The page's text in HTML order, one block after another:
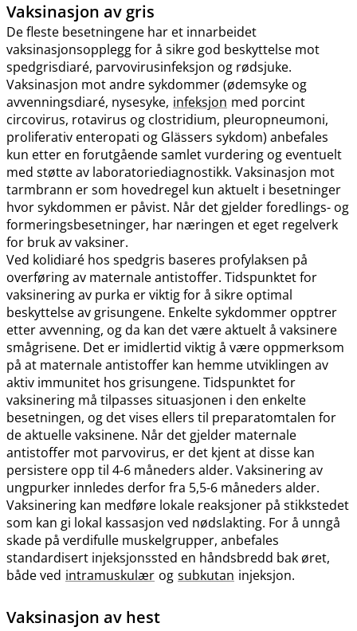
Vaksinasjon av gris
De fleste besetningene har et innarbeidet
vaksinasjonsopplegg for å sikre god beskyttelse mot
spedgrisdiaré, parvovirusinfeksjon og rødsjuke.
Vaksinasjon mot andre sykdommer (ødemsyke og
avvenningsdiaré, nysesyke, infeksjon med porcint
circovirus, rotavirus og clostridium, pleuropneumoni,
proliferativ enteropati og Glässers sykdom) anbefales
kun etter en forutgående samlet vurdering og eventuelt
med støtte av laboratoriediagnostikk. Vaksinasjon mot
tarmbrann er som hovedregel kun aktuelt i besetninger
hvor sykdommen er påvist. Når det gjelder foredlings- og
formeringsbesetninger, har næringen et eget regelverk
for bruk av vaksiner.
Ved kolidiaré hos spedgris baseres profylaksen på
overføring av maternale antistoffer. Tidspunktet for
vaksinering av purka er viktig for å sikre optimal
beskyttelse av grisungene. Enkelte sykdommer opptrer
etter avvenning, og da kan det være aktuelt å vaksinere
smågrisene. Det er imidlertid viktig å være oppmerksom
på at maternale antistoffer kan hemme utviklingen av
aktiv immunitet hos grisungene. Tidspunktet for
vaksinering må tilpasses situasjonen i den enkelte
besetningen, og det vises ellers til preparatomtalen for
de aktuelle vaksinene. Når det gjelder maternale
antistoffer mot parvovirus, er det kjent at disse kan
persistere opp til 4-6 måneders alder. Vaksinering av
ungpurker innledes derfor fra 5,5-6 måneders alder.
Vaksinering kan medføre lokale reaksjoner på stikkstedet
som kan gi lokal kassasjon ved nødslakting. For å unngå
skade på verdifulle muskelgrupper, anbefales
standardisert injeksjonssted en håndsbredd bak øret,
både ved intramuskulær og subkutan injeksjon.
Vaksinasjon av hest